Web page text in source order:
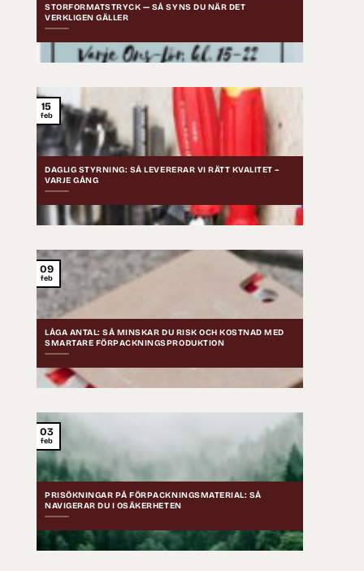
STORFORMATSTRYCK — SÅ SYNS DU NÄR DET
VERKLIGEN GÄLLER
DAGLIG STYRNING: SÅ LEVERERAR VI RÄTT KVALITET –
VARJE GÅNG
15
feb
LÅGA ANTAL: SÅ MINSKAR DU RISK OCH KOSTNAD MED
SMARTARE FÖRPACKNINGSPRODUKTION
09
feb
PRISÖKNINGAR PÅ FÖRPACKNINGSMATERIAL: SÅ
NAVIGERAR DU I OSÄKERHETEN
03
feb